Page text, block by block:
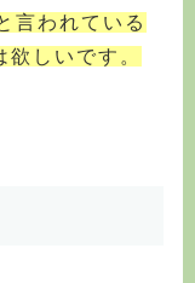
言われている
しいです。